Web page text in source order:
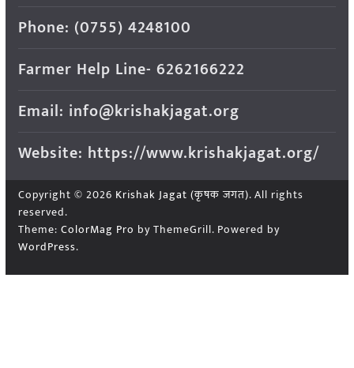
Phone: (0755) 4248100
Farmer Help Line- 6262166222
Email: info@krishakjagat.org
Website: https://www.krishakjagat.org/
Copyright © 2026 Krishak Jagat (कृषक जगत). All rights
reserved.
Theme: ColorMag Pro by ThemeGrill. Powered by
WordPress.